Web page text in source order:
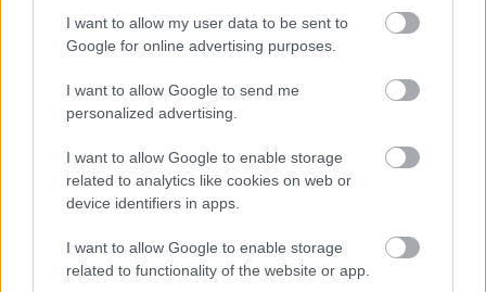
I want to allow my user data to be sent to
Google for online advertising purposes.
I want to allow Google to send me
personalized advertising.
I want to allow Google to enable storage
related to analytics like cookies on web or
device identifiers in apps.
I want to allow Google to enable storage
related to functionality of the website or app.
adott helyzetnek csupán a saját autónk határáig vagyunk
urai, a sokszereplős közlekedésben ezernyi váratlan
szituációval találkozhatunk, a helyzet pedig bármelyik
pillanatban kiszámíthatatlanná válhat.
Autóvezetőként mindenkinek felelőssége van a
közúti közlekedés e sajátosságának
tudatosításában. A Cristo elkötelezett a
biztonságos autózás mellett, célja, hogy olyan
autós közösségnek nyújtson szolgáltatást, akik